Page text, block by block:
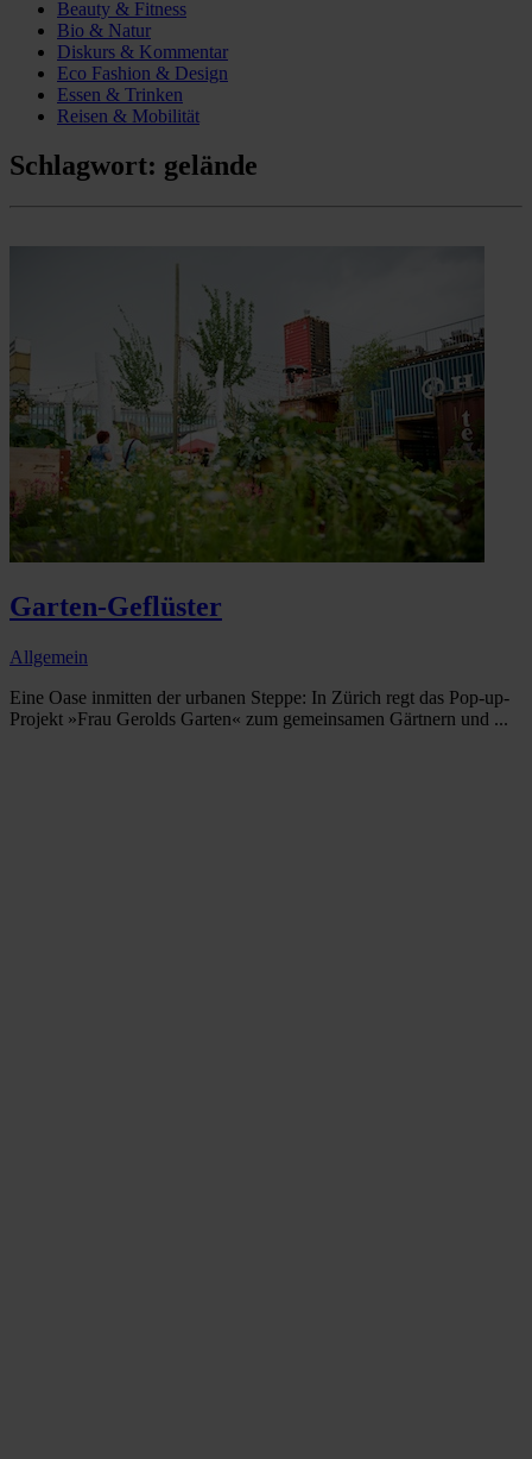
Beauty & Fitness
Bio & Natur
Diskurs & Kommentar
Eco Fashion & Design
Essen & Trinken
Reisen & Mobilität
Schlagwort: gelände
Garten-Geflüster
Allgemein
Eine Oase inmitten der urbanen Steppe: In Zürich regt das Pop-up-
Projekt »Frau Gerolds Garten« zum gemeinsamen Gärtnern und ...